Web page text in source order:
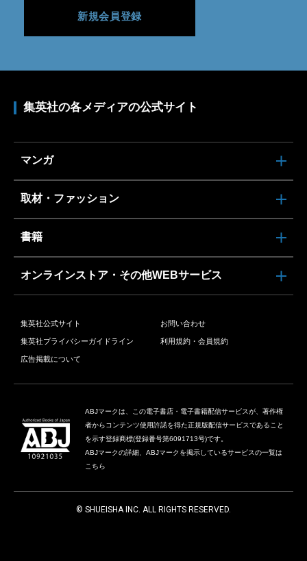
新規会員登録
集英社の各メディアの公式サイト
マンガ
取材・ファッション
書籍
オンラインストア・その他WEBサービス
集英社公式サイト お問い合わせ
集英社プライバシーガイドライン 利用規約・会員規約
広告掲載について
ABJマークは、この電子書店・電子書籍配信サービスが、著作権
者からコンテンツ使用許諾を得た正規版配信サービスであること
を示す登録商標(登録番号第6091713号)です。
ABJマークの詳細、ABJマークを掲示しているサービスの一覧は
こちら
© SHUEISHA INC. ALL RIGHTS RESERVED.